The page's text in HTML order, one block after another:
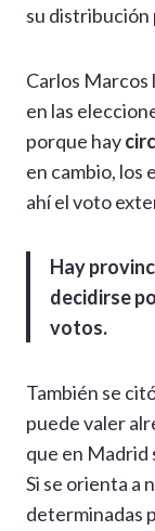
su distribución
Carlos Marcos
en las
porque hay
en cambio, los
ahí el voto
Hay
decidirse
votos.
También se
puede valer
que en Madrid
Si se orienta a
determinadas